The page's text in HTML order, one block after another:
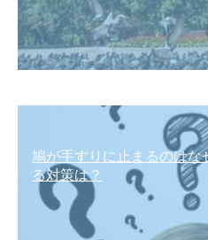
鳩が手すりに止まるのはな
る対策は？